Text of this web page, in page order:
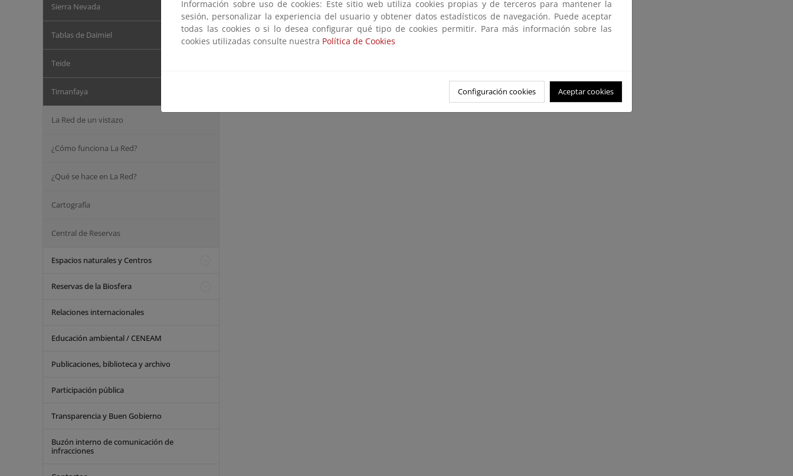
Sierra Nevada
Tablas de Daimiel
Teide
Timanfaya
La Red de un vistazo
¿Cómo funciona La Red?
¿Qué se hace en La Red?
Cartografía
Central de Reservas
Espacios naturales y Centros
Reservas de la Biosfera
Relaciones internacionales
Educación ambiental / CENEAM
Publicaciones, biblioteca y archivo
Participación pública
Transparencia y Buen Gobierno
Buzón interno de comunicación de
infracciones
Información sobre uso de cookies: Este sitio web utiliza cookies propias y de terceros para mantener la
sesión, personalizar la experiencia del usuario y obtener datos estadísticos de navegación. Puede aceptar
todas las cookies o si lo desea configurar qué tipo de cookies permitir. Para más información sobre las
cookies utilizadas consulte nuestra Política de Cookies
Configuración cookies Aceptar cookies